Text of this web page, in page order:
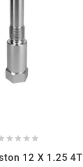
   
12 X 1.25 4T